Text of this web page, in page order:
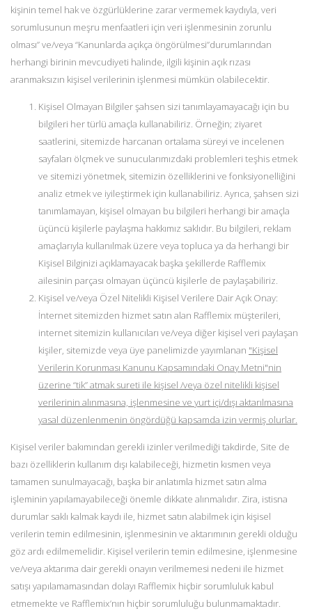
kişinin temel hak ve özgürlüklerine zarar vermemek kaydıyla, veri
sorumlusunun meşru menfaatleri için veri işlenmesinin zorunlu
olması” ve/veya “Kanunlarda açıkça öngörülmesi”durumlarından
herhangi birinin mevcudiyeti halinde, ilgili kişinin açık rızası
aranmaksızın kişisel verilerinin işlenmesi mümkün olabilecektir.
Kişisel Olmayan Bilgiler şahsen sizi tanımlayamayacağı için bu
bilgileri her türlü amaçla kullanabiliriz. Örneğin; ziyaret
saatlerini, sitemizde harcanan ortalama süreyi ve incelenen
sayfaları ölçmek ve sunucularımızdaki problemleri teşhis etmek
ve sitemizi yönetmek, sitemizin özelliklerini ve fonksiyonelliğini
analiz etmek ve iyileştirmek için kullanabiliriz. Ayrıca, şahsen sizi
tanımlamayan, kişisel olmayan bu bilgileri herhangi bir amaçla
üçüncü kişilerle paylaşma hakkımız saklıdır. Bu bilgileri, reklam
amaçlarıyla kullanılmak üzere veya topluca ya da herhangi bir
Kişisel Bilginizi açıklamayacak başka şekillerde Rafflemix
ailesinin parçası olmayan üçüncü kişilerle de paylaşabiliriz.
Kişisel ve/veya Özel Nitelikli Kişisel Verilere Dair Açık Onay:
İnternet sitemizden hizmet satın alan Rafflemix müşterileri,
internet sitemizin kullanıcıları ve/veya diğer kişisel veri paylaşan
kişiler, sitemizde veya üye panelimizde yayımlanan "Kişisel
Verilerin Korunması Kanunu Kapsamındaki Onay Metni"nin
üzerine “tik” atmak sureti ile kişisel /veya özel nitelikli kişisel
verilerinin alınmasına, işlenmesine ve yurt içi/dışı aktarılmasına
yasal düzenlenmenin öngördüğü kapsamda izin vermiş olurlar.
Kişisel veriler bakımından gerekli izinler verilmediği takdirde, Site de
bazı özelliklerin kullanım dışı kalabileceği, hizmetin kısmen veya
tamamen sunulmayacağı, başka bir anlatımla hizmet satın alma
işleminin yapılamayabileceği önemle dikkate alınmalıdır. Zira, istisna
durumlar saklı kalmak kaydı ile, hizmet satın alabilmek için kişisel
verilerin temin edilmesinin, işlenmesinin ve aktarımının gerekli olduğu
göz ardı edilmemelidir. Kişisel verilerin temin edilmesine, işlenmesine
ve/veya aktarıma dair gerekli onayın verilmemesi nedeni ile hizmet
satışı yapılamamasından dolayı Rafflemix hiçbir sorumluluk kabul
etmemekte ve Rafflemix’nın hiçbir sorumluluğu bulunmamaktadır.